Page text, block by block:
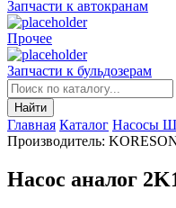
Запчасти к автокранам
Прочее
Запчасти к бульдозерам
Найти
Главная Каталог Насосы
Производитель:
Насос аналог